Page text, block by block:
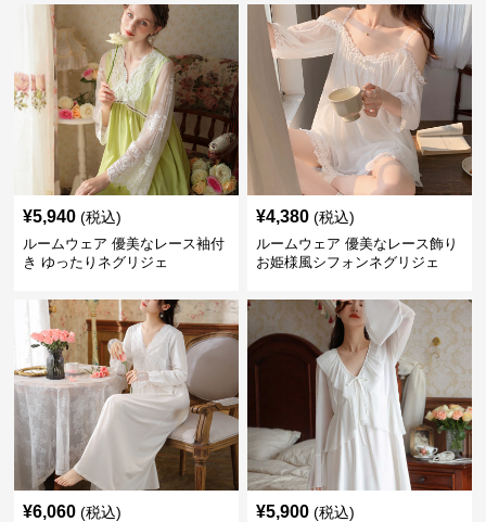
¥5,940 (税込)
ルームウェア 優美なレース袖付
き ゆったりネグリジェ
¥4,380 (税込)
ルームウェア 優美なレース飾り
お姫様風シフォンネグリジェ
¥6,060 (税込) ¥5,900 (税込)